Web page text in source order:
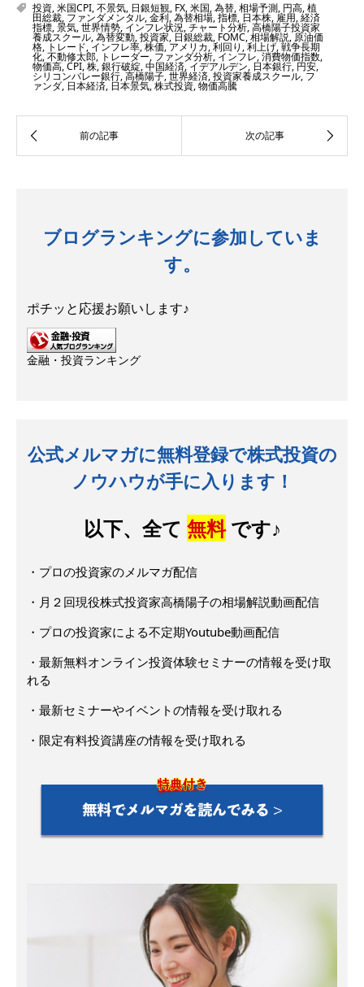
投資,米国CPI,不景気, 日銀短観, FX,米国,為替,相場予測, 円高,植
田総裁, ファンダメンタル,金利,為替相場,指標,日本株,雇用,経済
指標,景気,世界情勢, インフレ状況,チャート分析,高橋陽子投資家
養成スクール,為替変動,投資家,日銀総裁, FOMC,相場解説,原油価
格, トレード,インフレ率,株価,アメリカ,利回り,利上げ,戦争長期
化,不動修太郎, トレーダー, ファンダ分析,インフレ,消費物価指数,
物価高,CPI,株,銀行破綻,中国経済, イデアルデン, 日本銀行,円安,
シリコンバレー銀行,高橋陽子,世界経済,投資家養成スクール,フ
ァンダ, 日本経済, 日本景気,株式投資,物価高騰
ブログランキングに参加していま
す。
ポチッと応援お願いします♪
金融・投資ランキング
公式メルマガに無料登録で株式投資の
ノウハウが手に入ります！
以下、全て 無料です♪
・プロの投資家のメルマガ配信
・月２回現役株式投資家高橋陽子の相場解説動画配信
・プロの投資家による不定期Youtube動画配信
・最新無料オンライン投資体験セミナーの情報を受け取
れる
・最新セミナーやイベントの情報を受け取れる
・限定有料投資講座の情報を受け取れる